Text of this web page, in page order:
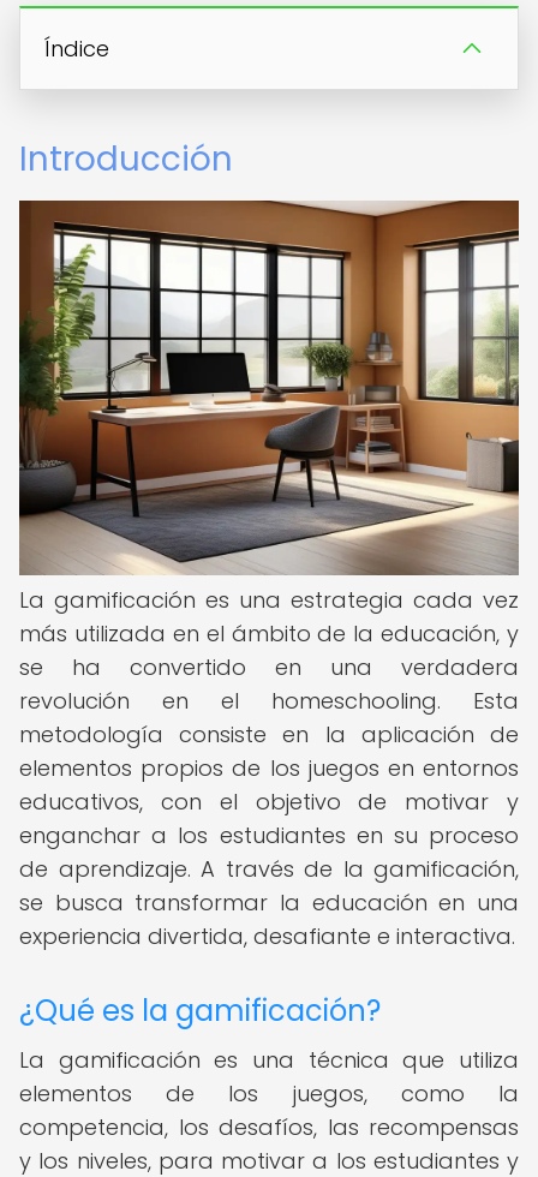
Índice
Introducción
La gamificación es una estrategia cada vez
más utilizada en el ámbito de la educación, y
se ha convertido en una verdadera
revolución en el homeschooling. Esta
metodología consiste en la aplicación de
elementos propios de los juegos en entornos
educativos, con el objetivo de motivar y
enganchar a los estudiantes en su proceso
de aprendizaje. A través de la gamificación,
se busca transformar la educación en una
experiencia divertida, desafiante e interactiva.
¿Qué es la gamificación?
La gamificación es una técnica que utiliza
elementos de los juegos, como la
competencia, los desafíos, las recompensas
y los niveles, para motivar a los estudiantes y